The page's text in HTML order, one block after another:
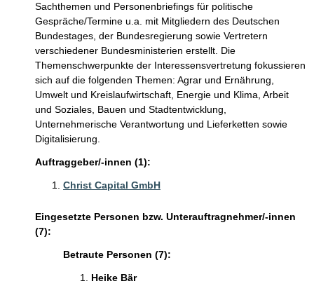
Sachthemen und Personenbriefings für politische
Gespräche/Termine u.a. mit Mitgliedern des Deutschen
Bundestages, der Bundesregierung sowie Vertretern
verschiedener Bundesministerien erstellt. Die
Themenschwerpunkte der Interessensvertretung fokussieren
sich auf die folgenden Themen: Agrar und Ernährung,
Umwelt und Kreislaufwirtschaft, Energie und Klima, Arbeit
und Soziales, Bauen und Stadtentwicklung,
Unternehmerische Verantwortung und Lieferketten sowie
Digitalisierung.
Auftraggeber/-innen (1):
Christ Capital GmbH
Eingesetzte Personen bzw. Unterauftragnehmer/-innen
(7):
Betraute Personen (7):
Heike Bär